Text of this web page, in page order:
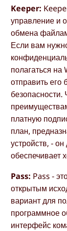
Keeper:
управление и
обмена
Если вам
полагаться
отправить
платную
план,
устройств, -
обеспечивает
Pass: Pass -
открытым
вариант для
программное
интерфейс